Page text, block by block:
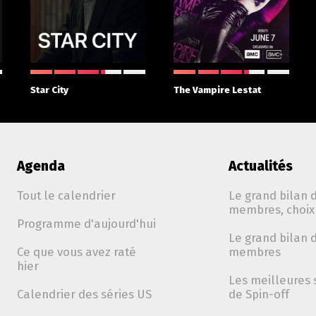
Star City The Vampire Lestat
Agenda
Tout le calendrier
Programme d'aujourd'hui
Ce que vous avez raté
hier
Calendrier des séries US
Actualités
Le grand bilan
membres,
Le grand bilan
membres
Les meilleures
de Spin-off